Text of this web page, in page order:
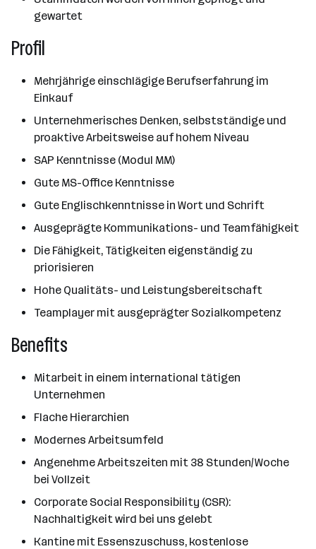
gewartet
Profil
Mehrjährige einschlägige Berufserfahrung im
Einkauf
Unternehmerisches Denken, selbstständige und
proaktive Arbeitsweise auf hohem Niveau
SAP Kenntnisse (Modul MM)
Gute MS-Office Kenntnisse
Gute Englischkenntnisse in Wort und Schrift
Ausgeprägte Kommunikations- und Teamfähigkeit
Die Fähigkeit, Tätigkeiten eigenständig zu
priorisieren
Hohe Qualitäts- und Leistungsbereitschaft
Teamplayer mit ausgeprägter Sozialkompetenz
Benefits
Mitarbeit in einem international tätigen
Unternehmen
Flache Hierarchien
Modernes Arbeitsumfeld
Angenehme Arbeitszeiten mit 38 Stunden/Woche
bei Vollzeit
Corporate Social Responsibility (CSR):
Nachhaltigkeit wird bei uns gelebt
Kantine mit Essenszuschuss, kostenlose